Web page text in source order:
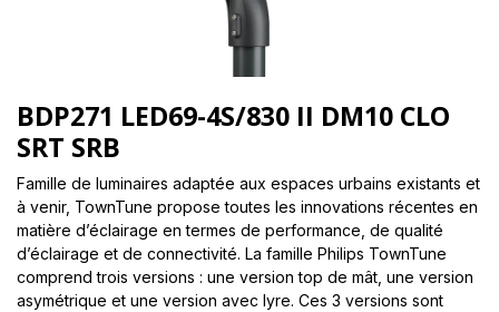
BDP271 LED69-4S/830 II DM10 CLO
SRT SRB
Famille de luminaires adaptée aux espaces urbains existants et
à venir, TownTune propose toutes les innovations récentes en
matière d’éclairage en termes de performance, de qualité
d’éclairage et de connectivité. La famille Philips TownTune
comprend trois versions : une version top de mât, une version
asymétrique et une version avec lyre. Ces 3 versions sont